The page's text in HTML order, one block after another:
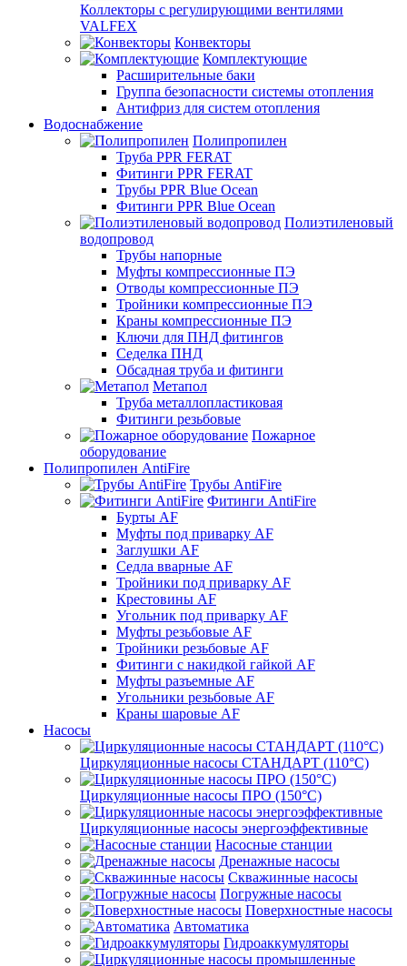
Коллекторы с регулирующими вентилями
VALFEX
Конвекторы
Комплектующие
Расширительные баки
Группа безопасности системы отопления
Антифриз для систем отопления
Водоснабжение
Полипропилен
Труба PPR FERAT
Фитинги PPR FERAT
Трубы PPR Blue Ocean
Фитинги PPR Blue Ocean
Полиэтиленовый
водопровод
Трубы напорные
Муфты компрессионные ПЭ
Отводы компрессионные ПЭ
Тройники компрессионные ПЭ
Краны компрессионные ПЭ
Ключи для ПНД фитингов
Седелка ПНД
Обсадная труба и фитинги
Метапол
Труба металлопластиковая
Фитинги резьбовые
Пожарное
оборудование
Полипропилен AntiFire
Трубы AntiFire
Фитинги AntiFire
Бурты AF
Муфты под приварку AF
Заглушки AF
Седла вварные AF
Тройники под приварку AF
Крестовины AF
Угольник под приварку AF
Муфты резьбовые AF
Тройники резьбовые AF
Фитинги с накидкой гайкой AF
Муфты разъемные AF
Угольники резьбовые AF
Краны шаровые AF
Насосы
Циркуляционные насосы СТАНДАРТ (110°C)
Циркуляционные насосы ПРО (150°C)
Циркуляционные насосы энергоэффективные
Насосные станции
Дренажные насосы
Скважинные насосы
Погружные насосы
Поверхностные насосы
Автоматика
Гидроаккумуляторы